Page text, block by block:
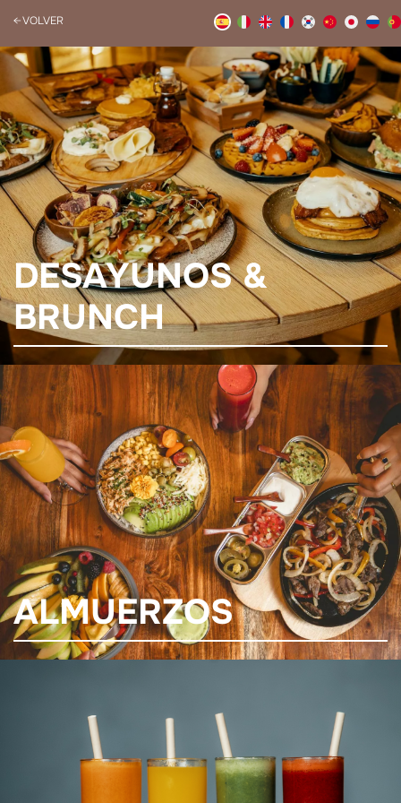
← VOLVER
DESAYUNOS &
BRUNCH
ALMUERZOS